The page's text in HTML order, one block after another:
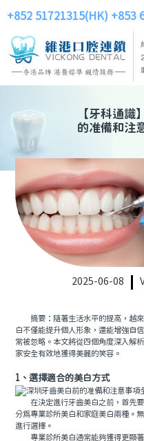
+852 51721315(HK) +853
【牙科通識】
的准備和注
2025-06-08
摘要：隨著生活水平的提高，越來
白不僅能提升個人形象，還能增強自
常被忽略。本文將從四個角度深入解
家安全有效地獲得美麗的笑容。
1、選擇適合的美白方式
在決定進行牙齒美白之前，首先要
分為專業診所美白和家庭美白兩種。
進行選擇。
專業診所美白通常能夠獲得更顯著